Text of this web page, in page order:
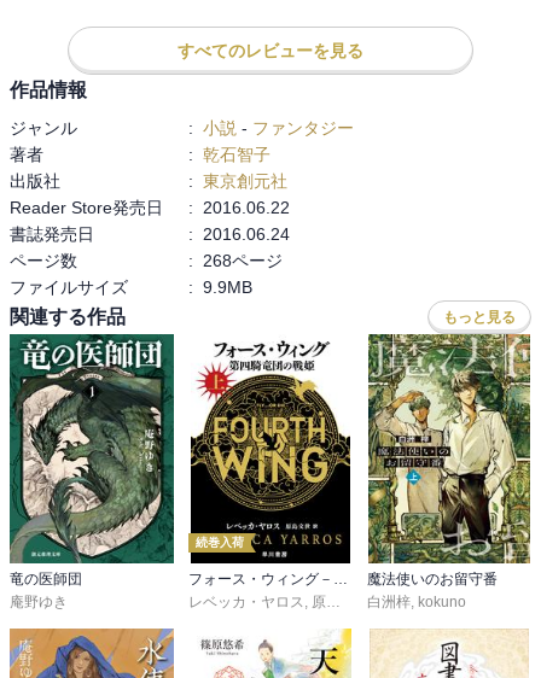
ちのいい人物ばかりが出てくるわけでもない。しかしそのことは本
小説の価値を減じるものでは全くなく、物事が簡単に白黒付くよう
なものではないことや、自分自身の思考や見方もまた一面的でしか
ないこと、そしてそれを自覚することで視界を広げて物事を見る可
能性について描くことに成功している。
大きな物語は語られないけれど、合間合間でこのファンタジー世界
における歴史や国の成り立ちが見えてくるのも良かった。たぶんこ
の辺の話は他作品で語られているのだろうけど、英雄以外の人物に
焦点をあてた本作の良さを引き立てる役割となっていたから。
好きな話は【陶工魔道師】。上記した感想の要素がひとまとまりと
して納められている。【闇を抱く】は秘密結社として結束する魔女
たちの話。長編向きの題材がごろごろしてた。
すべてのレビューを見る
作品情報
ジャンル : 小説 - ファンタジー
著者
: 乾石智子
出版社
: 東京創元社
Reader Store発売日
:
2016.06.22
書誌発売日
:
2016.06.24
ページ数
:
268ページ
ファイルサイズ
: 9.9MB
関連する作品 もっと見る
竜の医師団
庵野ゆき
続巻入荷
フォース・ウィング－第四騎竜団の戦姫－
レベッカ・ヤロス, 原島文世
魔法使いのお留守番
白洲梓, kokuno